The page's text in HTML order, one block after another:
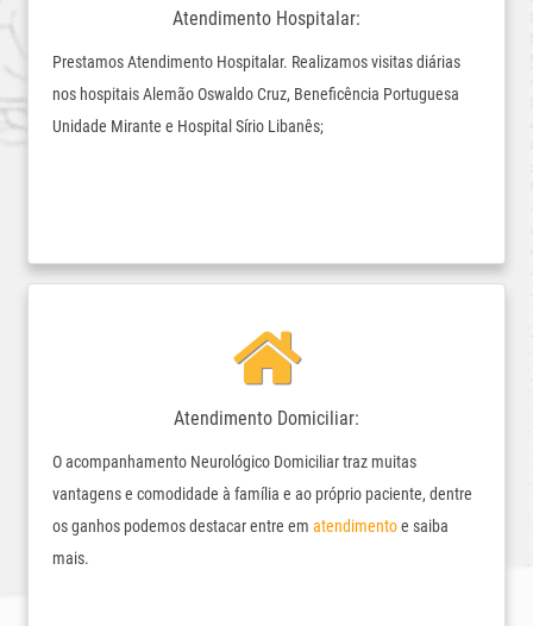
Atendimento Hospitalar:
Prestamos Atendimento Hospitalar. Realizamos visitas diárias
nos hospitais Alemão Oswaldo Cruz, Beneficência Portuguesa
Unidade Mirante e Hospital Sírio Libanês;
Atendimento Domiciliar:
O acompanhamento Neurológico Domiciliar traz muitas
vantagens e comodidade à família e ao próprio paciente, dentre
os ganhos podemos destacar entre em atendimentoe saiba
mais.